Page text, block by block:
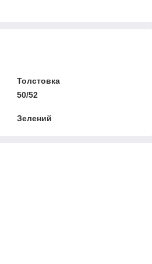
Толстовка
50/52
Зелений